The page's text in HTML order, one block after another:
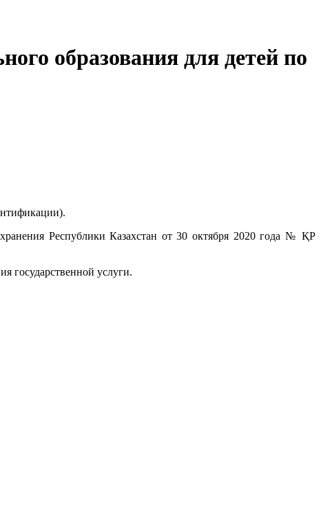
образования для детей по
Республики Казахстан от 30 октября 2020 года № ҚР
государственной услуги.